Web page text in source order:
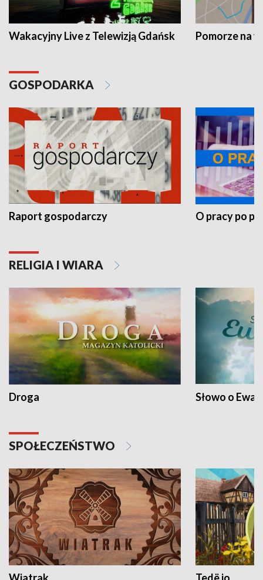
Wakacyjny Live z Telewizją Gdańsk Pomorze na
GOSPODARKA
Raport gospodarczy O pracy po
RELIGIA I WIARA
Droga Słowo o
SPOŁECZEŃSTWO